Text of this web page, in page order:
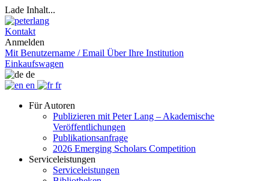
Lade Inhalt...
Kontakt
Anmelden
Mit Benutzername / Email Über Ihre Institution
Einkaufswagen
de
en
fr
Für Autoren
Publizieren mit Peter Lang – Akademische
Veröffentlichungen
Publikationsanfrage
2026 Emerging Scholars Competition
Serviceleistungen
Serviceleistungen